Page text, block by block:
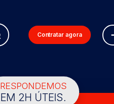
Contratar agora
RESPONDEMOS
EM 2H ÚTEIS.